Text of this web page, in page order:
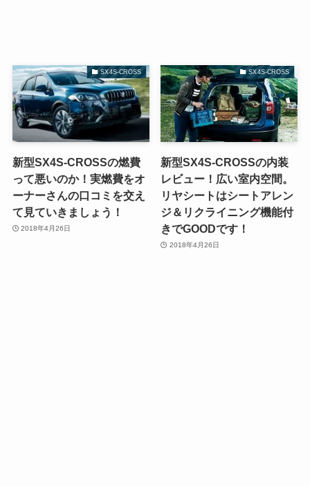
SX4S-CROSS
新型SX4S-CROSSの燃費
って悪いのか！実燃費をオ
ーナーさんの口コミを交え
て見ていきましょう！
2018年4月26日
SX4S-CROSS
新型SX4S-CROSSの内装
レビュー！広い室内空間。
リヤシートはシートアレン
ジ＆リクライニング機能付
きでGOODです！
2018年4月26日